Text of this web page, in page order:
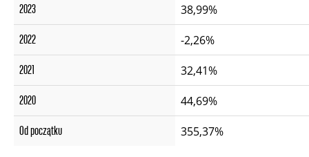
2023 38,99%
2022 -2,26%
2021 32,41%
2020 44,69%
Od początku 355,37%